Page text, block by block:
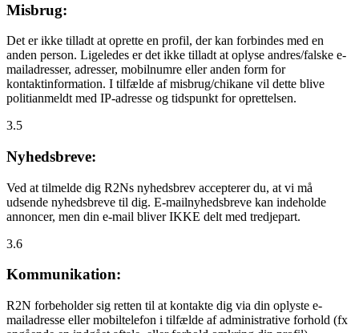
Misbrug:
Det er ikke tilladt at oprette en profil, der kan forbindes med en
anden person. Ligeledes er det ikke tilladt at oplyse andres/falske e-
mailadresser, adresser, mobilnumre eller anden form for
kontaktinformation. I tilfælde af misbrug/chikane vil dette blive
politianmeldt med IP-adresse og tidspunkt for oprettelsen.
3.5
Nyhedsbreve:
Ved at tilmelde dig R2Ns nyhedsbrev accepterer du, at vi må
udsende nyhedsbreve til dig. E-mailnyhedsbreve kan indeholde
annoncer, men din e-mail bliver IKKE delt med tredjepart.
3.6
Kommunikation:
R2N forbeholder sig retten til at kontakte dig via din oplyste e-
mailadresse eller mobiltelefon i tilfælde af administrative forhold (fx